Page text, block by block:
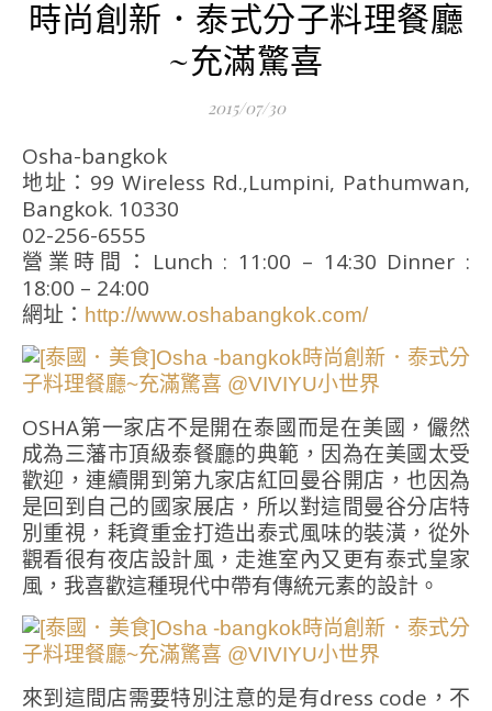
時尚創新．泰式分子料理餐廳
~充滿驚喜
2015/07/30
Osha-bangkok
地址：99 Wireless Rd.,Lumpini, Pathumwan,
Bangkok. 10330
02-256-6555
營業時間：Lunch : 11:00 – 14:30 Dinner :
18:00 – 24:00
網址： http://www.oshabangkok.com/
OSHA第一家店不是開在泰國而是在美國，儼然
成為三藩市頂級泰餐廳的典範，因為在美國太受
歡迎，連續開到第九家店紅回曼谷開店，也因為
是回到自己的國家展店，所以對這間曼谷分店特
別重視，耗資重金打造出泰式風味的裝潢，從外
觀看很有夜店設計風，走進室內又更有泰式皇家
風，我喜歡這種現代中帶有傳統元素的設計。
來到這間店需要特別注意的是有dress code，不